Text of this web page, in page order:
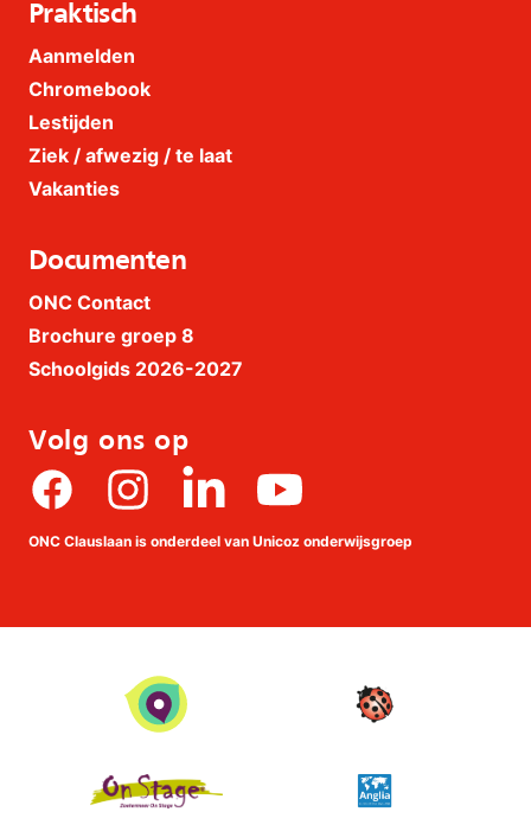
Praktisch
Aanmelden
Chromebook
Lestijden
Ziek / afwezig / te laat
Vakanties
Documenten
ONC Contact
Brochure groep 8
Schoolgids 2026-2027
Volg ons op
FacebookInstagramlinkedinYoutube
ONC Clauslaan is onderdeel van Unicoz onderwijsgroep